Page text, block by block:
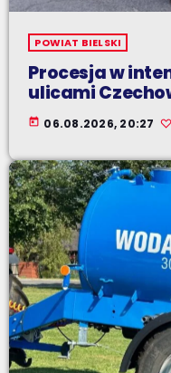
POWIAT BIELSKI
Procesja w
ulicami
today 06.08.2026, 20:27